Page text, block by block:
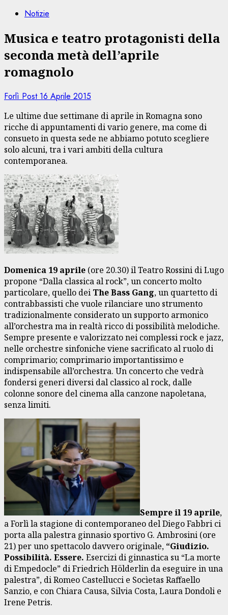
Notizie
Musica e teatro protagonisti della
seconda metà dell’aprile
romagnolo
Forlì Post 16 Aprile 2015
Le ultime due settimane di aprile in Romagna sono
ricche di appuntamenti di vario genere, ma come di
consueto in questa sede ne abbiamo potuto scegliere
solo alcuni, tra i vari ambiti della cultura
contemporanea.
Domenica 19 aprile (ore 20.30) il Teatro Rossini di Lugo
propone “Dalla classica al rock”, un concerto molto
particolare, quello dei The Bass Gang, un quartetto di
contrabbassisti che vuole rilanciare uno strumento
tradizionalmente considerato un supporto armonico
all’orchestra ma in realtà ricco di possibilità melodiche.
Sempre presente e valorizzato nei complessi rock e jazz,
nelle orchestre sinfoniche viene sacrificato al ruolo di
comprimario; comprimario importantissimo e
indispensabile all’orchestra. Un concerto che vedrà
fondersi generi diversi dal classico al rock, dalle
colonne sonore del cinema alla canzone napoletana,
senza limiti.
Sempre il 19 aprile,
a Forlì la stagione di contemporaneo del Diego Fabbri ci
porta alla palestra ginnasio sportivo G. Ambrosini (ore
21) per uno spettacolo davvero originale, “Giudizio.
Possibilità. Essere. Esercizi di ginnastica su “La morte
di Empedocle” di Friedrich Hölderlin da eseguire in una
palestra”, di Romeo Castellucci e Socìetas Raffaello
Sanzio, e con Chiara Causa, Silvia Costa, Laura Dondoli e
Irene Petris.